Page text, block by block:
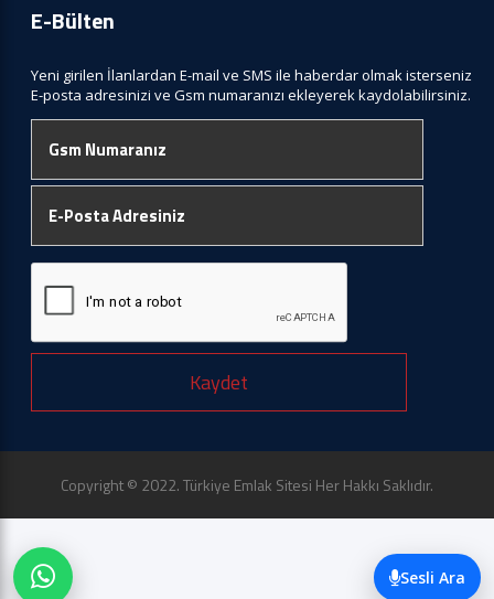
E-Bülten
Yeni girilen İlanlardan E-mail ve SMS ile haberdar olmak isterseniz
E-posta adresinizi ve Gsm numaranızı ekleyerek kaydolabilirsiniz.
Kaydet
Copyright © 2022. Türkiye Emlak Sitesi Her Hakkı Saklıdır.
Sesli Ara